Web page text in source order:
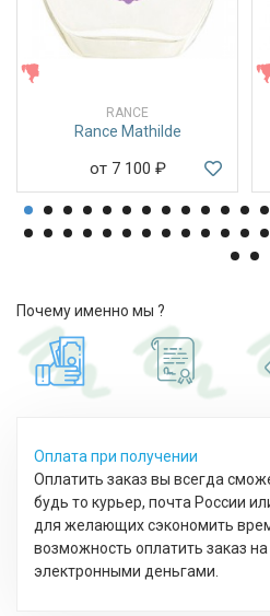
RANCE
Rance Mathilde
от 7 100 ₽
Почему именно мы ?
Оплата при получении
Оплатить заказ вы всегда
будь то курьер, почта России
для желающих сэкономить
возможность оплатить заказ на
электронными деньгами.